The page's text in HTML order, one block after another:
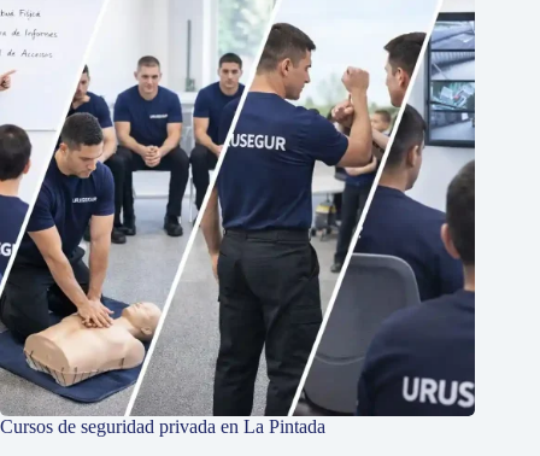
Cursos de seguridad privada en La Pintada